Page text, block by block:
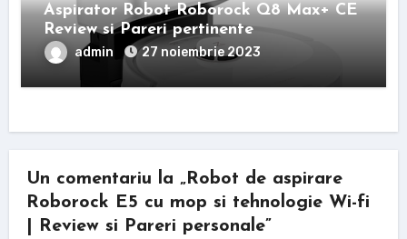
Aspirator Robot Roborock Q8 Max+ CE
Review si Pareri pertinente
admin 27 noiembrie 2023
Un comentariu la „Robot de aspirare
Roborock E5 cu mop si tehnologie Wi-fi
| Review si Pareri personale”